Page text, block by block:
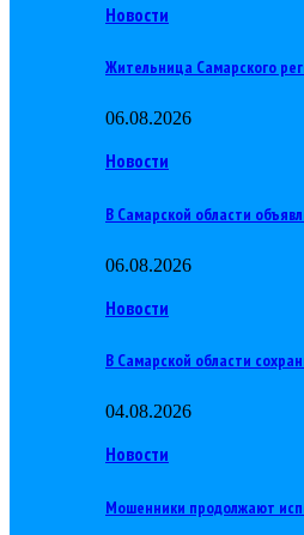
Новости
Жительница Самарского
06.08.2026
Новости
В Самарской области
06.08.2026
Новости
В Самарской области
04.08.2026
Новости
Мошенники продолжают